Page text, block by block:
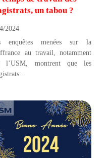
un tabou ?
2024
enquêtes menées sur la
au travail, notamment
l’USM, montrent que les